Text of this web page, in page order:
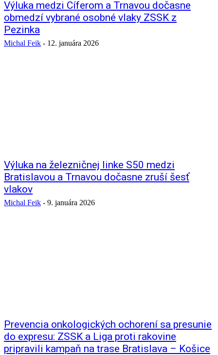
Výluka medzi Cíferom a Trnavou dočasne
obmedzí vybrané osobné vlaky ZSSK z
Pezinka
Michal Feik - 12. januára 2026
Výluka na železničnej linke S50 medzi
Bratislavou a Trnavou dočasne zruší šesť
vlakov
Michal Feik - 9. januára 2026
Prevencia onkologických ochorení sa presunie
do expresu: ZSSK a Liga proti rakovine
pripravili kampaň na trase Bratislava – Košice